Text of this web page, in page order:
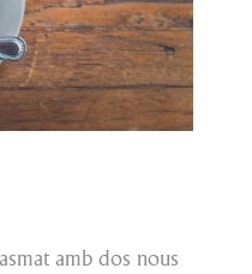
amb dos nous